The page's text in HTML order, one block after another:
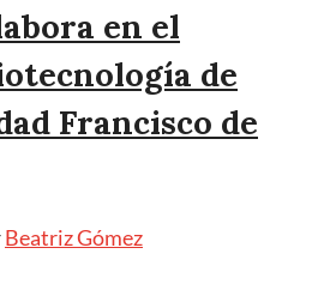
en el
de
Francisco de
Beatriz Gómez